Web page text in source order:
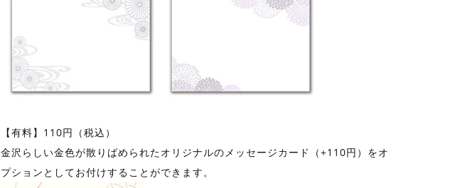
【有料】110円（税込）
金沢らしい金色が散りばめられたオリジナルのメッセージカード（+110円）をオ
プションとしてお付けすることができます。